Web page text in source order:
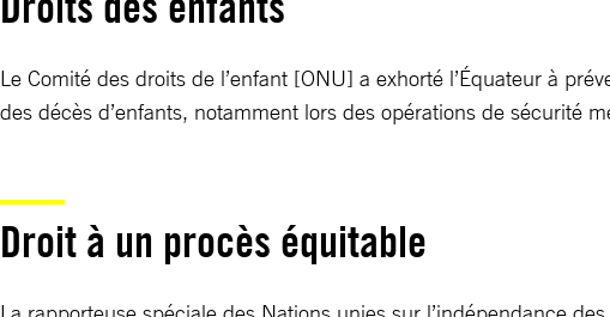
Le Comité des droits de l’enfant [ONU] a exhorté l’Équateur à
des décès d’enfants, notamment lors des opérations de sécurité
Droit à un procès équitable